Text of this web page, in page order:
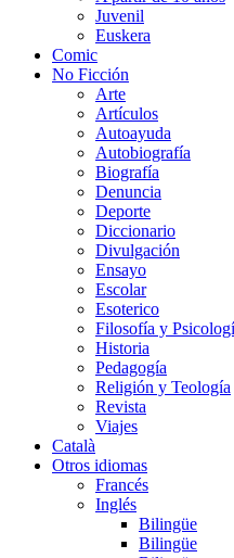
Juvenil
Euskera
Comic
No Ficción
Arte
Artículos
Autoayuda
Autobiografía
Biografía
Denuncia
Deporte
Diccionario
Divulgación
Ensayo
Escolar
Esoterico
Filosofía y
Historia
Pedagogía
Religión y Teología
Revista
Viajes
Català
Otros idiomas
Francés
Inglés
Bilingüe
Bilingüe